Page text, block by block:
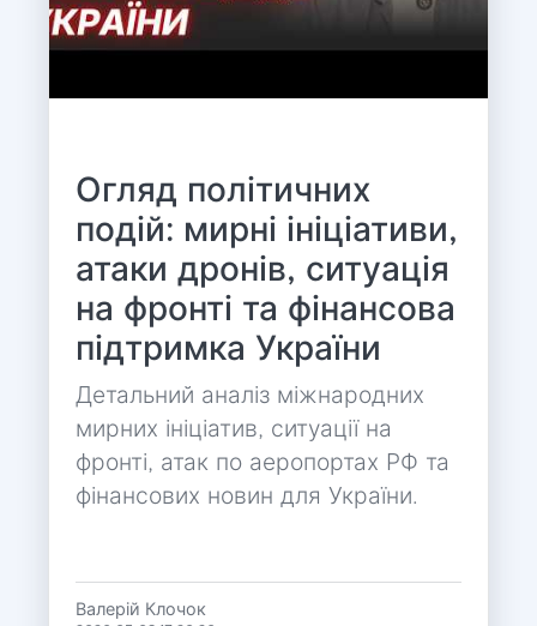
Огляд політичних
подій: мирні ініціативи,
атаки дронів, ситуація
на фронті та фінансова
підтримка України
Детальний аналіз міжнародних
мирних ініціатив, ситуації на
фронті, атак по аеропортах РФ та
фінансових новин для України.
Валерій Клочок